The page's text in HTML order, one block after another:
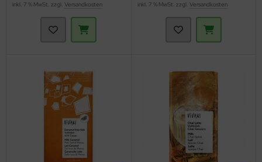
inkl. 7 % MwSt. zzgl. Versandkosten
inkl. 7 % MwSt. zzgl. Versandkosten